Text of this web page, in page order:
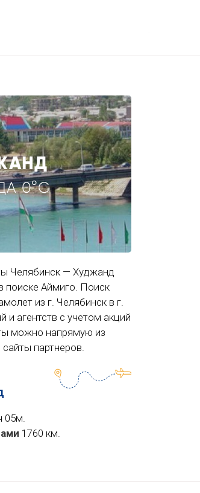
0°C
Челябинск — Худжанд
поиске Аймиго. Поиск
из г. Челябинск в г.
и агентств с учетом акций
можно напрямую из
партнеров.
05м.
1760 км.